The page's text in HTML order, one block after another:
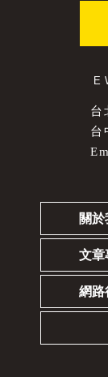
台
台
關於
文章
網路